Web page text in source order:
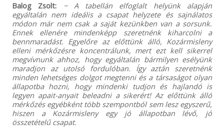
Balog Zsolt:
− A tabellán elfoglalt helyünk alapján
egyáltalán nem ideális a csapat helyzete és sajnálatos
módon már nem csak a saját kezünkben van a sorsunk.
Ennek ellenére mindenképp szeretnénk kiharcolni a
bennmaradást. Egyelőre az előttünk álló, Kozármisleny
elleni mérkőzésre koncentrálunk, mert ezt kell sikerrel
megvívnunk ahhoz, hogy egyáltalán bármilyen esélyünk
maradjon az utolsó fordulóban. Így aztán szeretnénk
minden lehetséges dolgot megtenni és a társaságot olyan
állapotba hozni, hogy mindenki tudjon és hajlandó is
legyen apait-anyait beleadni a sikerért! Az előttünk álló
mérkőzés egyébként több szempontból sem lesz egyszerű,
hiszen a Kozármisleny egy jó állapotban lévő, jó
összetételű csapat.